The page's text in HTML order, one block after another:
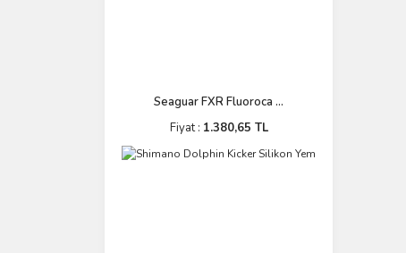
Seaguar FXR Fluoroca ...
Fiyat : 1.380,65 TL